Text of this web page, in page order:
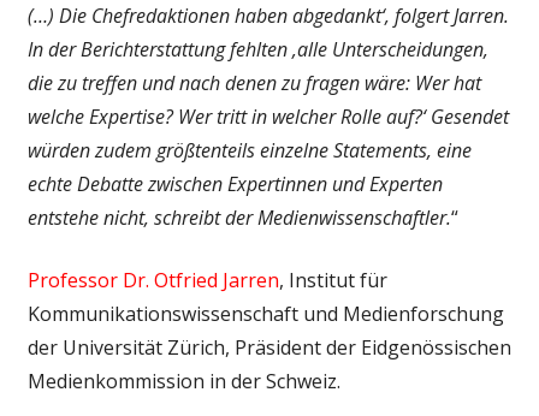
(…) Die Chefredaktionen haben abgedankt‘, folgert Jarren.
In der Berichterstattung fehlten ‚alle Unterscheidungen,
die zu treffen und nach denen zu fragen wäre: Wer hat
welche Expertise? Wer tritt in welcher Rolle auf?‘ Gesendet
würden zudem größtenteils einzelne Statements, eine
echte Debatte zwischen Expertinnen und Experten
entstehe nicht, schreibt der Medienwissenschaftler.“
Professor Dr. Otfried Jarren, Institut für
Kommunikationswissenschaft und Medienforschung
der Universität Zürich, Präsident der Eidgenössischen
Medienkommission in der Schweiz.